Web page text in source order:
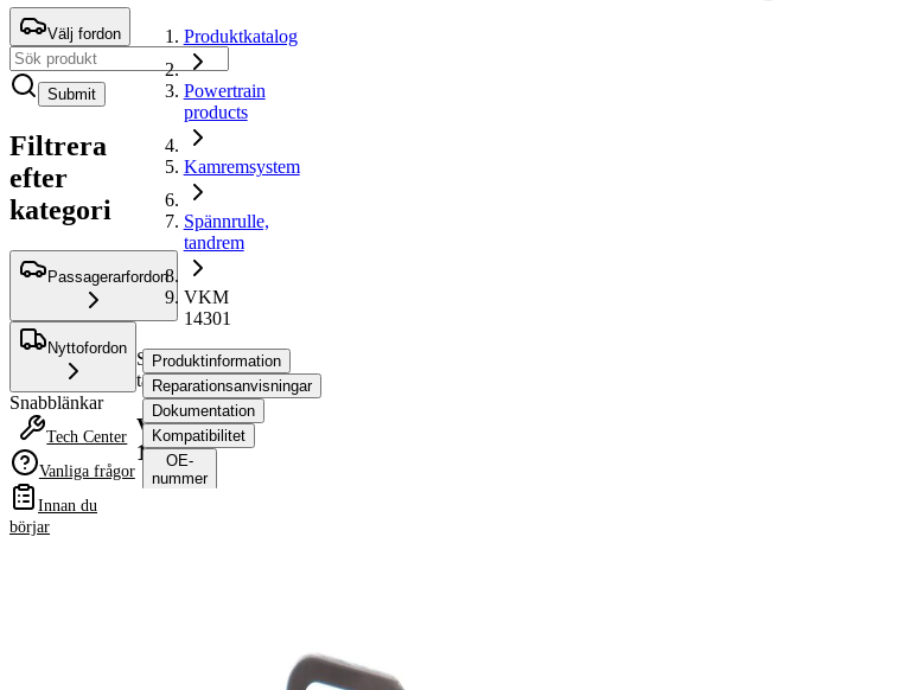
Välj fordon
Submit
Filtrera
efter
kategori
Passagerarfordon
Nyttofordon
Snabblänkar
Tech Center
Vanliga frågor
Innan du
börjar
Produktkatalog
Powertrain
products
Kamremsystem
Spännrulle,
tandrem
VKM
14301
Spännrulle,
tandrem
VKM
14301
Produktinformation
Reparationsanvisningar
Dokumentation
Kompatibilitet
OE-
nummer
manuell